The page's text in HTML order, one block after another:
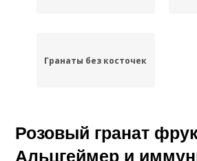
Гранаты без косточек
Розовый гранат
Альцгеймер и